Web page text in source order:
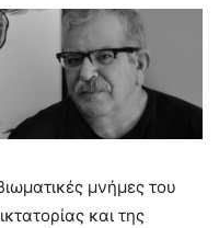
μνήμες του
και της